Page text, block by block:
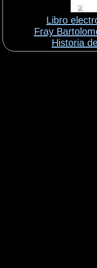
Libro
Fray
Historia